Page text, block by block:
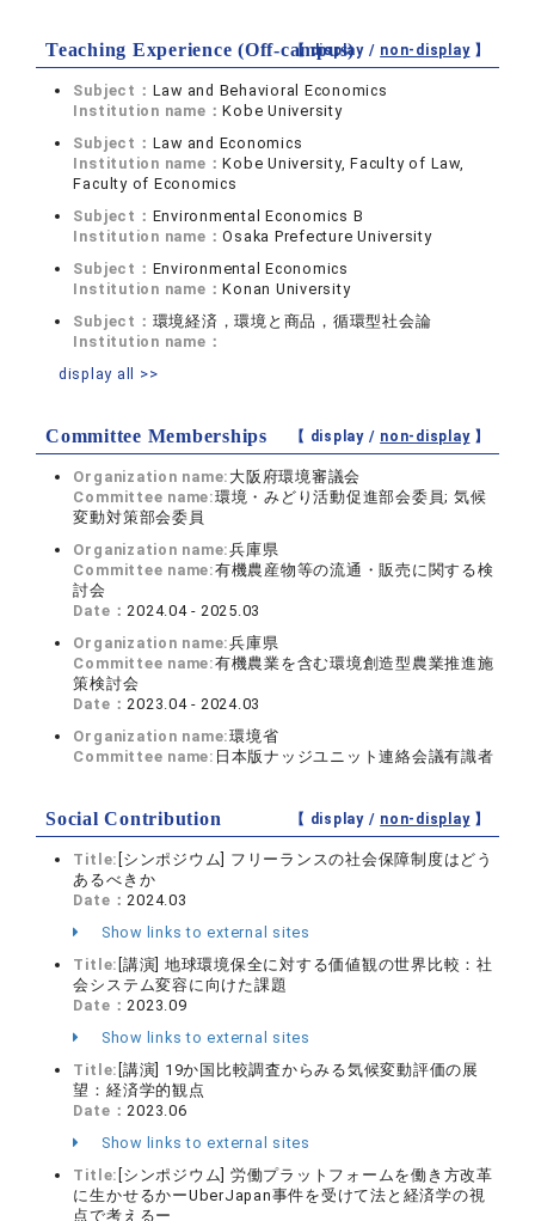
Teaching Experience (Off-campus)
【 display / non-display】
Subject： Law and Behavioral Economics
Institution name：Kobe University
Subject： Law and Economics
Institution name：Kobe University, Faculty of Law,
Faculty of Economics
Subject： Environmental Economics B
Institution name：Osaka Prefecture University
Subject： Environmental Economics
Institution name：Konan University
Subject： 環境経済，環境と商品，循環型社会論
Institution name：
display all >>
Committee Memberships 【 display / non-display】
Organization name: 大阪府環境審議会
Committee name:環境・みどり活動促進部会委員; 気候
変動対策部会委員
Organization name:兵庫県
Committee name:有機農産物等の流通・販売に関する検
討会
Date：2024.04 - 2025.03
Organization name:兵庫県
Committee name:有機農業を含む環境創造型農業推進施
策検討会
Date：2023.04 - 2024.03
Organization name:環境省
Committee name: 日本版ナッジユニット連絡会議有識者
Social Contribution 【 display / non-display】
Title: [シンポジウム] フリーランスの社会保障制度はどう
あるべきか
Date：2024.03
Show links to external sites
Title: [講演] 地球環境保全に対する価値観の世界比較：社
会システム変容に向けた課題
Date：2023.09
Show links to external sites
Title: [講演] 19か国比較調査からみる気候変動評価の展
望：経済学的観点
Date：2023.06
Show links to external sites
Title: [シンポジウム] 労働プラットフォームを働き方改革
に生かせるかーUberJapan事件を受けて法と経済学の視
点で考えるー